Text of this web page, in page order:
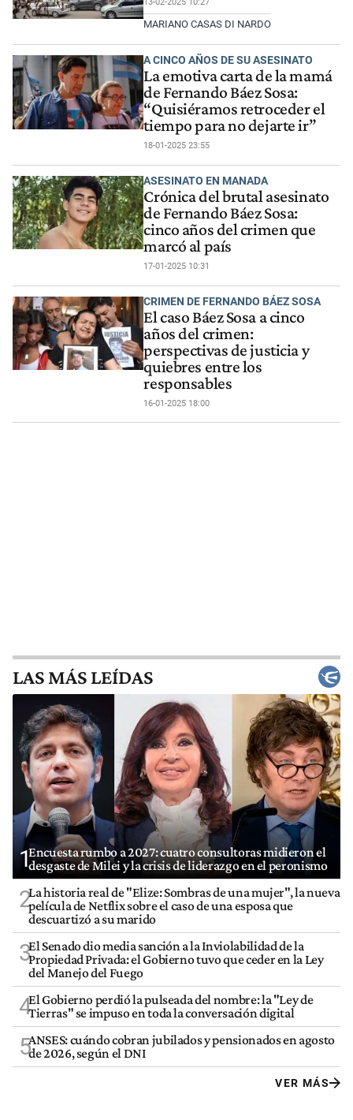
13-02-2025 10:27
MARIANO CASAS DI NARDO
A CINCO AÑOS DE SU ASESINATO
La emotiva carta de la mamá
de Fernando Báez Sosa:
“Quisiéramos retroceder el
tiempo para no dejarte ir”
18-01-2025 23:55
ASESINATO EN MANADA
Crónica del brutal asesinato
de Fernando Báez Sosa:
cinco años del crimen que
marcó al país
17-01-2025 10:31
CRIMEN DE FERNANDO BÁEZ SOSA
El caso Báez Sosa a cinco
años del crimen:
perspectivas de justicia y
quiebres entre los
responsables
16-01-2025 18:00
LAS MÁS LEÍDAS
1Encuesta rumbo a 2027: cuatro consultoras midieron el
desgaste de Milei y la crisis de liderazgo en el peronismo
2La historia real de "Elize: Sombras de una mujer", la nueva
película de Netflix sobre el caso de una esposa que
descuartizó a su marido
3El Senado dio media sanción a la Inviolabilidad de la
Propiedad Privada: el Gobierno tuvo que ceder en la Ley
del Manejo del Fuego
4El Gobierno perdió la pulseada del nombre: la "Ley de
Tierras" se impuso en toda la conversación digital
5ANSES: cuándo cobran jubilados y pensionados en agosto
de 2026, según el DNI
VER MÁS